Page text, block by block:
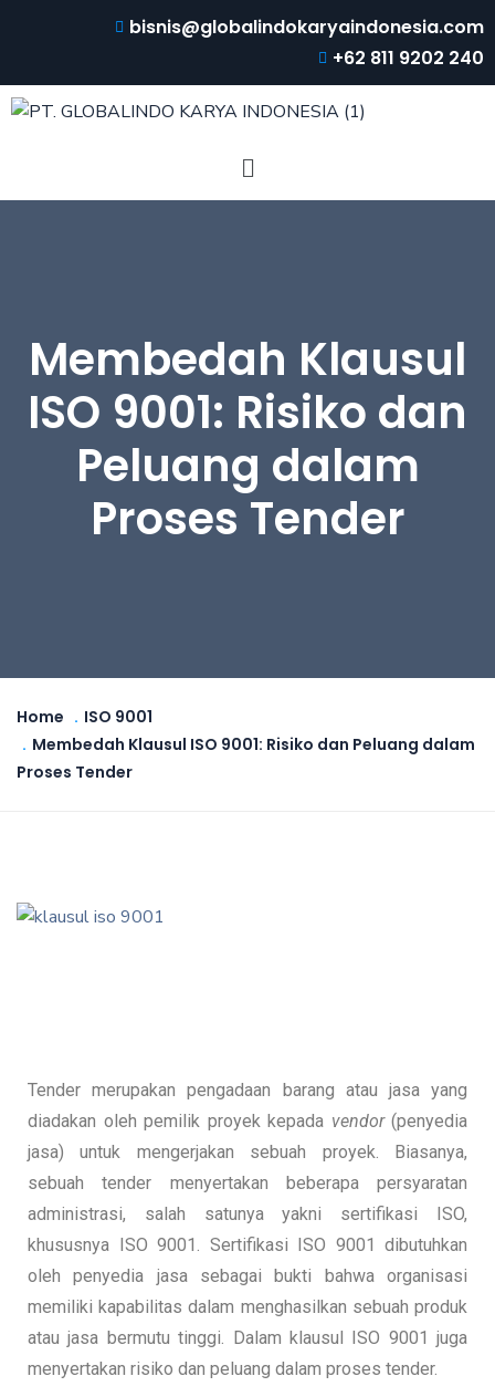
bisnis@globalindokaryaindonesia.com
+62 811 9202 240
Membedah Klausul
ISO 9001: Risiko dan
Peluang dalam
Proses Tender
Home
ISO 9001
Membedah Klausul ISO 9001: Risiko dan Peluang dalam
Proses Tender
Tender merupakan pengadaan barang atau jasa yang
diadakan oleh pemilik proyek kepada vendor (penyedia
jasa) untuk mengerjakan sebuah proyek. Biasanya,
sebuah tender menyertakan beberapa persyaratan
administrasi, salah satunya yakni sertifikasi ISO,
khususnya ISO 9001. Sertifikasi ISO 9001 dibutuhkan
oleh penyedia jasa sebagai bukti bahwa organisasi
memiliki kapabilitas dalam menghasilkan sebuah produk
atau jasa bermutu tinggi. Dalam klausul ISO 9001 juga
menyertakan risiko dan peluang dalam proses tender.